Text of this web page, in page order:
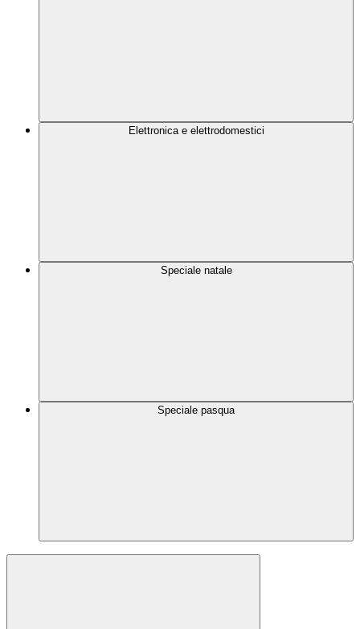
Elettronica e elettrodomestici
Speciale natale
Speciale pasqua